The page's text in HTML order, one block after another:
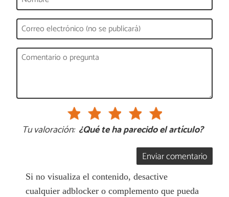
Tu valoración: ¿Qué te ha parecido el artículo?
Enviar comentario
Si no visualiza el contenido, desactive
cualquier adblocker o complemento que pueda